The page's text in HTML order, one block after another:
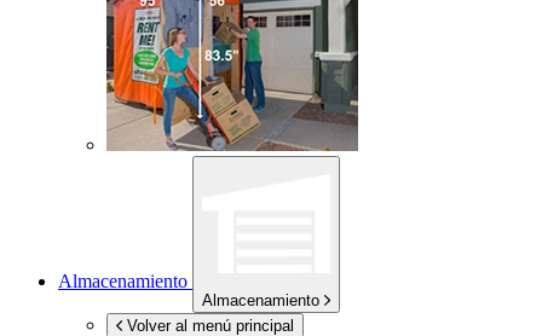
Almacenamiento
Almacenamiento
Volver al menú principal